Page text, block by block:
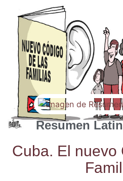
Resumen
Cuba. El nue­vo